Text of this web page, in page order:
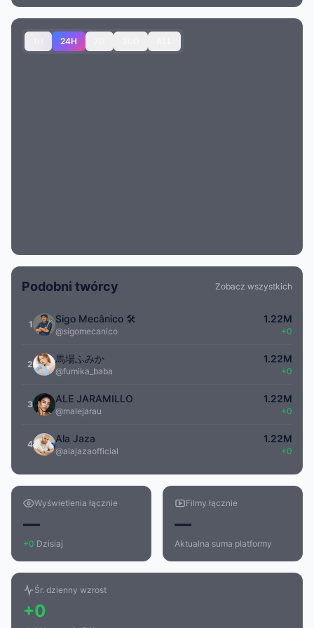
24H
Podobni twórcy Zobacz wszystkich
1 Sigo Mecânico 🛠️
@sigomecanico
1.22M
+0
2 馬場ふみか
@fumika_baba
1.22M
+0
3 ALE JARAMILLO
@malejarau
1.22M
+0
4 Ala Jaza
@alajazaofficial
1.22M
+0
Wyświetlenia łącznie
—
+0 Dzisiaj
Filmy łącznie
—
Aktualna suma platformy
Śr. dzienny wzrost
+0